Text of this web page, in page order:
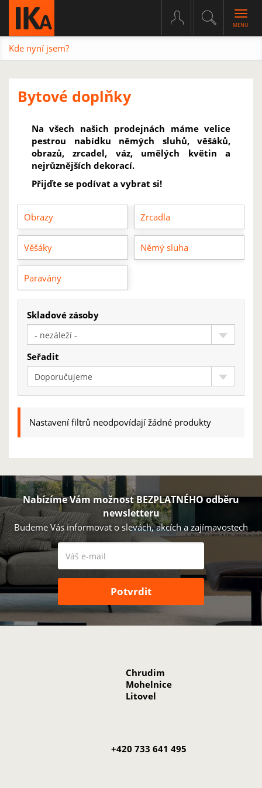
Kde nyní jsem?
Bytové doplňky
Na všech našich prodejnách máme velice
pestrou nabídku němých sluhů, věšáků,
obrazů, zrcadel, váz, umělých květin a
nejrůznějších dekorací.
Přijďte se podívat a vybrat si!
Obrazy Zrcadla
Věšáky Němý sluha
Paravány
Skladové zásoby
- nezáleží -
Seřadit
Doporučujeme
Nastavení filtrů neodpovídají žádné produkty
Nabízíme Vám možnost BEZPLATNÉHO odběru
newsletteru
Budeme Vás informovat o slevách, akcích a zajímavostech
Chrudim
Mohelnice
Litovel
+420 733 641 495